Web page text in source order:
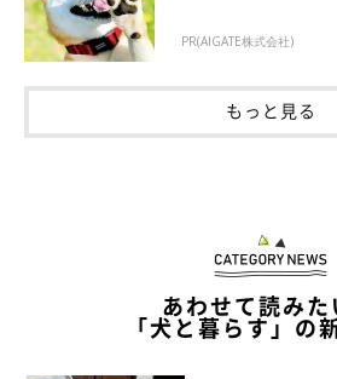
胴長犬の場合は、高さよりも“長さ”
に迷うことも。その際は、犬がフセをし
の長さと、クレートの奥行きを合わせる
PR(AIGATE株式会社)
もっと見る
あわせて読みた
「犬と暮らす」の